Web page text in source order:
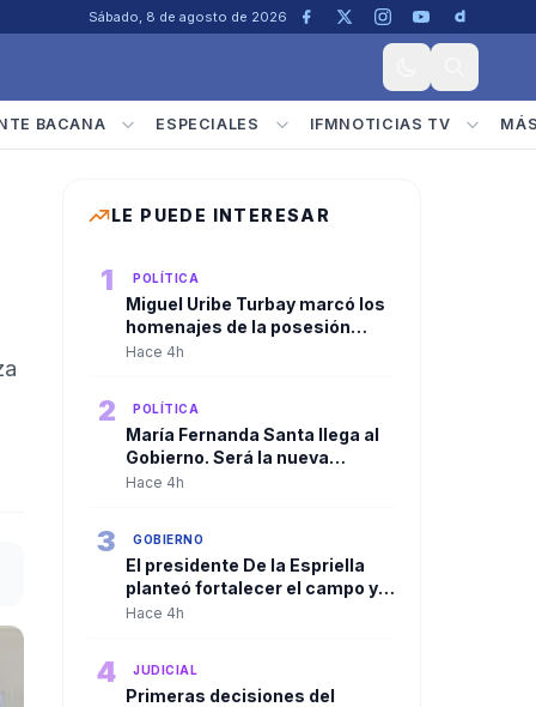
Sábado, 8 de agosto de 2026
BACANA ESPECIALES IFMNOTICIAS TV
LE PUEDE INTERESAR
1 POLÍTICA
Miguel Uribe Turbay marcó los
homenajes de la posesión
presidencial de Abelardo De la
Hace 4h
2 POLÍTICA
María Fernanda Santa llega al
Gobierno. Será la nueva
viceministra de
Hace 4h
3 GOBIERNO
El presidente De la Espriella
planteó fortalecer el campo y
ampliar la presencia del Estado
Hace 4h
4 JUDICIAL
Primeras decisiones del